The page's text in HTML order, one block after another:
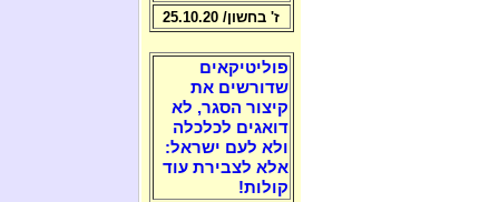
ז' בחשון/ 25.10.20
פוליטיקאים
שדורשים את
קיצור הסגר, לא
דואגים לכלכלה
ולא לעם ישראל:
אלא לצבירת עוד
קולות!